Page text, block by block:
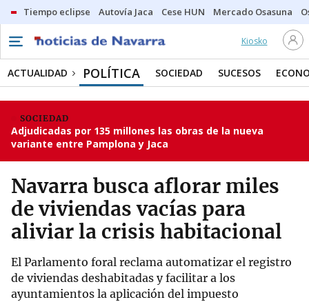
Tiempo eclipse Autovía Jaca Cese HUN Mercado Osasuna
Kiosko
ACTUALIDAD POLÍTICA SOCIEDAD SUCESOS
SOCIEDAD
Adjudicadas por 135 millones las obras de la nueva
variante entre Pamplona y Jaca
Navarra busca aflorar miles
de viviendas vacías para
aliviar la crisis habitacional
El Parlamento foral reclama automatizar el registro
de viviendas deshabitadas y facilitar a los
ayuntamientos la aplicación del impuesto